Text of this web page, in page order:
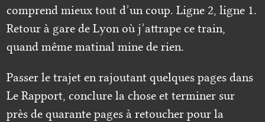
comprend mieux tout d’un coup. Ligne 2, ligne 1.
Retour à gare de Lyon où j’attrape ce train,
quand même matinal mine de rien.
Passer le trajet en rajoutant quelques pages dans
Le Rapport, conclure la chose et terminer sur
près de quarante pages à retoucher pour la